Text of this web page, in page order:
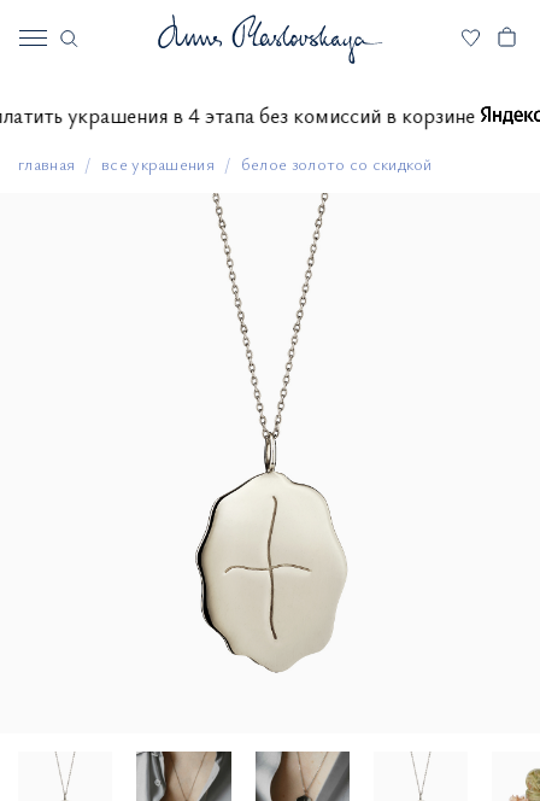
украшения в 4 этапа без комиссий в корзине
главная все украшения белое золото со скидкой